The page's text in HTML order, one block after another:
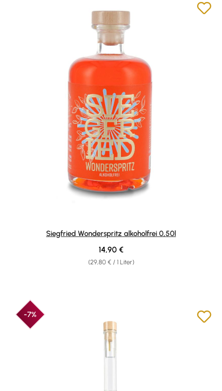
Siegfried Wonderspritz alkoholfrei 0,50l
(29,80 € / 1 Liter)
Regulärer Preis:
14,90 €
-7%